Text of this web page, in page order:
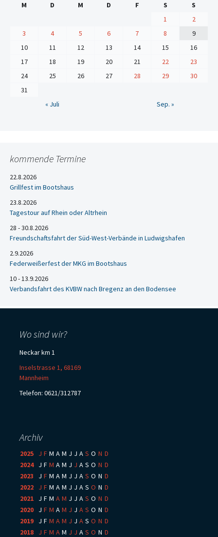
M
D M D F S
S
1
2
3
4 5 6 7 8
9
10
11 12 13 14 15
16
17
18 19 20 21 22
23
24
25 26 27 28 29
30
31
« Juli
Sep. »
kommende Termine
22.8.2026
Grillfest im Bootshaus
23.8.2026
Tagestour auf Rhein oder Altrhein
28 - 30.8.2026
Freundschaftsfahrt der Süd-West-Verbände in Ludwigshafen
2.9.2026
Federweißerfest der MKG im Bootshaus
10 - 13.9.2026
Verbandsfahrt des KVBW nach Bregenz an den Bodensee
Wo sind wir?
Neckar km 1
Inselstrasse 1, 68169
Mannheim
Telefon: 0621/312787
Archiv
2025 J F M A M J J A S O N D
2024: J F M A M J J A S O N D
2023
J F M A M J J A S O N D
2022
J F M A M J J A S O N D
2021
J F M A M J J A S O N D
2020
J F M A M J J A S O N D
2019
J F M A M J J A S O N D
2018
J F M A M J J A S O N D